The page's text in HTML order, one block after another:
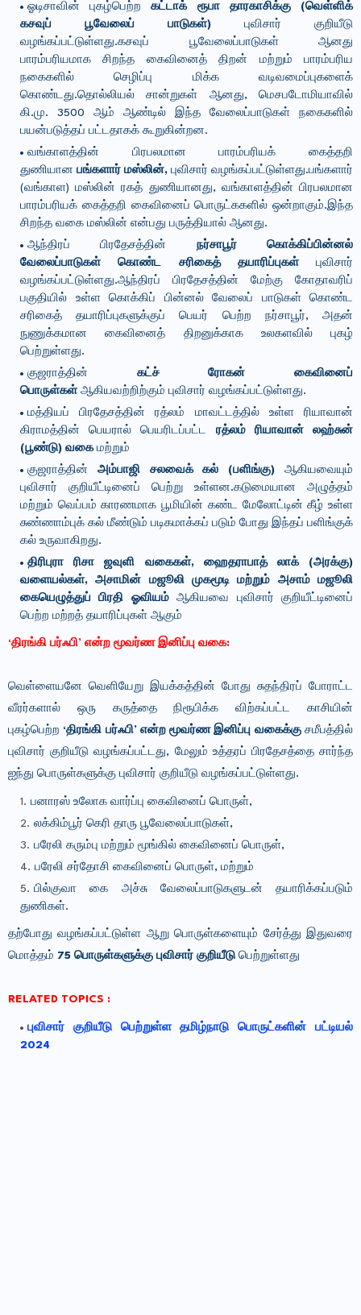
ஓடிசாவின் புகழ்பெற்றகட்டாக் ரூபா தாரகாசிக்கு (வெள்ளிக்
கசவுப் பூவேலைப் பாடுகள்) புவிசார் குறியீடு
வழங்கப்பட்டுள்ளது.கசவுப் பூவேலைப்பாடுகள் ஆனது
பாரம்பரியமாக சிறந்த கைவினைத் திறன் மற்றும் பாரம்பரிய
நகைகளில் செழிப்பு மிக்க வடிவமைப்புகளைக்
கொண்டது.தொல்லியல் சான்றுகள் ஆனது, மெசபடோமியாவில்
கி.மு. 3500 ஆம் ஆண்டில் இந்த வேலைப்பாடுகள் நகைகளில்
பயன்படுத்தப் பட்டதாகக் கூறுகின்றன.
வங்காளத்தின் பிரபலமான பாரம்பரியக் கைத்தறி
துணியான பங்களார் மஸ்லின், புவிசார் வழங்கப்பட்டுள்ளது.பங்களார்
(வங்காள) மஸ்லின் ரகத் துணியானது, வங்காளத்தின் பிரபலமான
பாரம்பரியக் கைத்தறி கைவினைப் பொருட்ககளில் ஒன்றாகும்.இந்த
சிறந்த வகை மஸ்லின் என்பது பருத்தியால் ஆனது.
ஆந்திரப் பிரதேசத்தின் நர்சாபூர் கொக்கிப்பின்னல்
வேலைப்பாடுகள் கொண்ட சரிகைத் தயாரிப்புகள்புவிசார்
வழங்கப்பட்டுள்ளது.ஆந்திரப் பிரதேசத்தின் மேற்கு கோதாவரிப்
பகுதியில் உள்ள கொக்கிப் பின்னல் வேலைப் பாடுகள் கொண்ட
சரிகைத் தயாரிப்புகளுக்குப் பெயர் பெற்ற நர்சாபூர், அதன்
நுணுக்கமான கைவினைத் திறனுக்காக உலகளவில் புகழ்
பெற்றுள்ளது.
குஜராத்தின் கட்ச் ரோகன் கைவினைப்
பொருள்கள்ஆகியவற்றிற்கும் புவிசார் வழங்கப்பட்டுள்ளது.
மத்தியப் பிரதேசத்தின் ரத்லம் மாவட்டத்தில் உள்ள ரியாவான்
கிராமத்தின் பெயரால் பெயரிடப்பட்ட ரத்லம் ரியாவான் லஹ்சுன்
(பூண்டு) வகைமற்றும்
குஜராத்தின் அம்பாஜி சலவைக் கல் (பளிங்கு)ஆகியவையும்
புவிசார் குறியீட்டினைப் பெற்று உள்ளன.கடுமையான அழுத்தம்
மற்றும் வெப்பம் காரணமாக பூமியின் கண்ட மேலோட்டின் கீழ் உள்ள
சுண்ணாம்புக் கல் மீண்டும் படிகமாக்கப் படும் போது இந்தப் பளிங்குக்
கல் உருவாகிறது.
திரிபுரா ரிசா ஜவுளி வகைகள், ஹைதராபாத் லாக் (அரக்கு)
வளையல்கள், அசாமின் மஜூலி முகமூடி மற்றும் அசாம் மஜூலி
கையெழுத்துப் பிரதி ஓவியம்ஆகியவை புவிசார் குறியீட்டினைப்
பெற்ற மற்றத் தயாரிப்புகள் ஆகும்
‘திரங்கி பர்ஃபி’ என்ற மூவர்ண இனிப்பு வகை:
வெள்ளையனே வெளியேறு இயக்கத்தின் போது சுதந்திரப் போராட்ட
வீரர்களால் ஒரு கருத்தை நிரூபிக்க விற்கப்பட்ட காசியின்
புகழ்பெற்ற ‘திரங்கி பர்ஃபி’ என்ற மூவர்ண இனிப்பு வகைக்குசமீபத்தில்
புவிசார் குறியீடு வழங்கப்பட்டது, மேலும் உத்தரப் பிரதேசத்தை சார்ந்த
ஐந்து பொருள்களுக்கு புவிசார் குறியீடு வழங்கப்பட்டுள்ளது.
பனாரஸ் உலோக வார்ப்பு கைவினைப் பொருள்,
லக்கிம்பூர் கெரி தாரு பூவேலைப்பாடுகள்,
பரேலி கரும்பு மற்றும் மூங்கில் கைவினைப் பொருள்,
பரேலி சர்தோசி கைவினைப் பொருள், மற்றும்
பில்குவா கை அச்சு வேலைப்பாடுகளுடன் தயாரிக்கப்படும்
துணிகள்.
தற்போது வழங்கப்பட்டுள்ள ஆறு பொருள்களையும் சேர்த்து இதுவரை
மொத்தம் 75 பொருள்களுக்கு புவிசார் குறியீடுபெற்றுள்ளது
RELATED TOPICS :
புவிசார் குறியீடு பெற்றுள்ள தமிழ்நாடு பொருட்களின் பட்டியல்
2024